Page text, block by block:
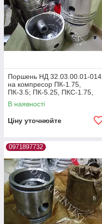
Поршень НД 32.03.00.01-014
на компресор ПК-1.75,
ПК-3.5; ПК-5.25, ПКС-1.75,
ПКС-3.5, ПКС-5.25 ПКСД
В наявності
Ціну уточнюйте
0971897732